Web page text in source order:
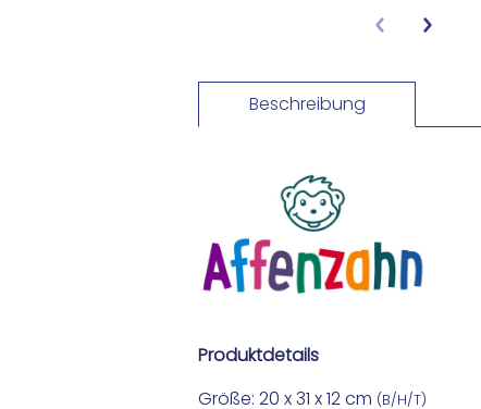
Beschreibung
Produktdetails
Größe: 20 x 31 x 12 cm (B/H/T)